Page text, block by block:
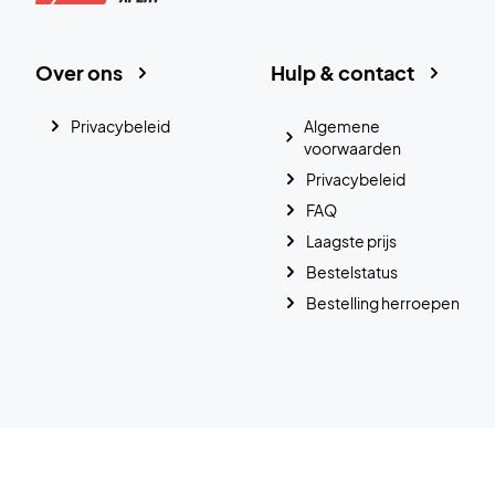
Hulp & contact
Algemene
voorwaarden
Privacybeleid
FAQ
Laagste prijs
Bestelstatus
Bestelling herroepen
Over ons
Privacybeleid